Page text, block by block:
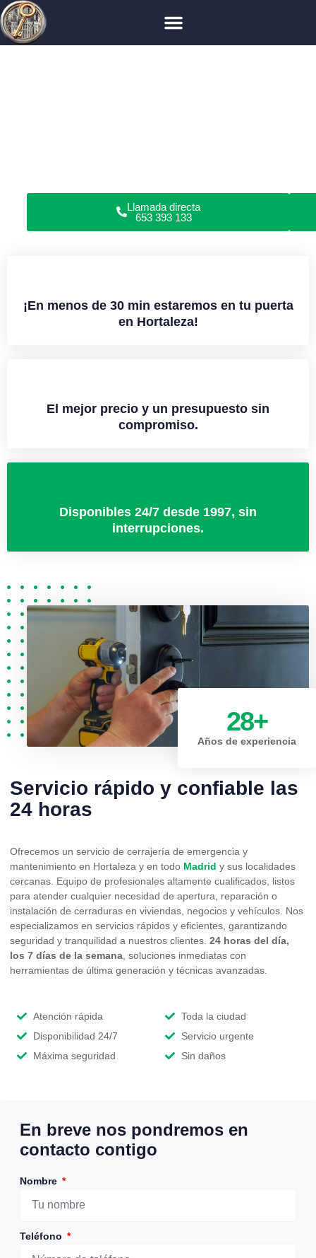
Cerrajero en Madrid
Cerrajero en Hortaleza
Llamada directa
653 393 133
¡En menos de 30 min estaremos en tu puerta
en Hortaleza!
El mejor precio y un presupuesto sin
compromiso.
Disponibles 24/7 desde 1997, sin
interrupciones.
Años de experiencia
28+
Servicio rápido y confiable las
24 horas
Ofrecemos un servicio de cerrajería de emergencia y
mantenimiento en Hortaleza y en todo Madrid y sus localidades
cercanas. Equipo de profesionales altamente cualificados, listos
para atender cualquier necesidad de apertura, reparación o
instalación de cerraduras en viviendas, negocios y vehículos. Nos
especializamos en servicios rápidos y eficientes, garantizando
seguridad y tranquilidad a nuestros clientes. 24 horas del día,
los 7 días de la semana , soluciones inmediatas con
herramientas de última generación y técnicas avanzadas.
Atención rápida
Disponibilidad 24/7
Máxima seguridad
Toda la ciudad
Servicio urgente
Sin daños
En breve nos pondremos en
contacto contigo
Nombre
Teléfono